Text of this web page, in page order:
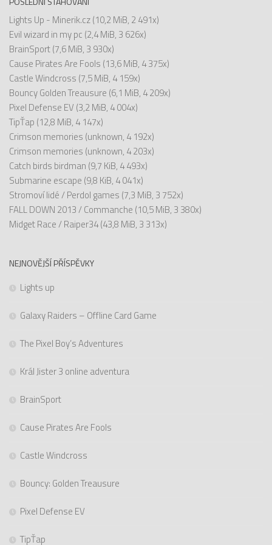
Lights Up - Minerik.cz(10,2 MiB, 2 491x)
Evil wizard in my pc (2,4 MiB, 3 626x)
BrainSport(7,6 MiB, 3 930x)
Cause Pirates Are Fools (13,6 MiB, 4 375x)
Castle Windcross (7,5 MiB, 4 159x)
Bouncy Golden Treausure (6,1 MiB, 4 209x)
Pixel Defense EV (3,2 MiB, 4 004x)
TipŤap (12,8 MiB, 4 147x)
Crimson memories (unknown, 4 192x)
Crimson memories (unknown, 4 203x)
Catch birds birdman (9,7 KiB, 4 493x)
Submarine escape (9,8 KiB, 4 041x)
Stromoví lidé / Perdol games (7,3 MiB, 3 752x)
FALL DOWN 2013 / Commanche (10,5 MiB, 3 380x)
Midget Race / Raiper34(43,8 MiB, 3 313x)
NEJNOVĚJŠÍ PŘÍSPĚVKY
Lights up
Galaxy Raiders – Offline Card Game
The Pixel Boy’s Adventures
Král Jister 3 online adventura
BrainSport
Cause Pirates Are Fools
Castle Windcross
Bouncy: Golden Treausure
Pixel Defense EV
TipŤap